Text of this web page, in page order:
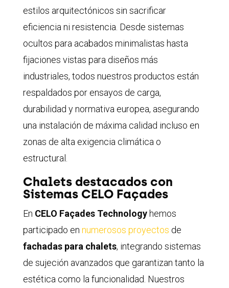
estilos arquitectónicos sin sacrificar
eficiencia ni resistencia. Desde sistemas
ocultos para acabados minimalistas hasta
fijaciones vistas para diseños más
industriales, todos nuestros productos están
respaldados por ensayos de carga,
durabilidad y normativa europea, asegurando
una instalación de máxima calidad incluso en
zonas de alta exigencia climática o
estructural.
Chalets destacados con
Sistemas CELO Façades
En CELO Façades Technologyhemos
participado en numerosos proyectos de
fachadas para chalets, integrando sistemas
de sujeción avanzados que garantizan tanto la
estética como la funcionalidad. Nuestros